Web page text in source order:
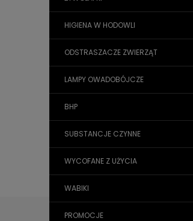
HIGIENA W HODOWLI
ODSTRASZACZE ZWIERZĄT
LAMPY OWADOBÓJCZE
BHP
SUBSTANCJE CZYNNE
WYCOFANE Z UŻYCIA
WABIKI
PROMOCJE